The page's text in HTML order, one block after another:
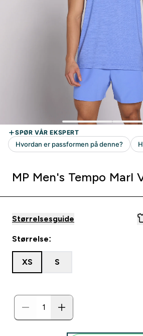
MP Men's Tempo Marl
Størrelsesguide
Størrelse:
XS S